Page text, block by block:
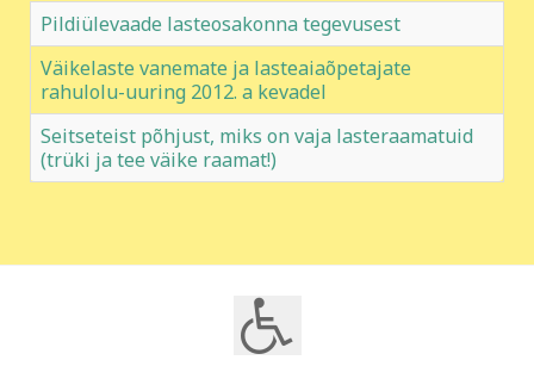
Pildiülevaade lasteosakonna tegevusest
Väikelaste vanemate ja lasteaiaõpetajate
rahulolu-uuring 2012. a kevadel
Seitseteist põhjust, miks on vaja lasteraamatuid
(trüki ja tee väike raamat!)